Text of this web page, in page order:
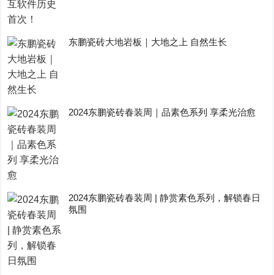
东鹏瓷砖大地岩板｜大地之上 自然生长
2024东鹏瓷砖春装周｜品素色系列 享柔光治愈
2024东鹏瓷砖春装周 | 静赏素色系列，解锁春日
氛围